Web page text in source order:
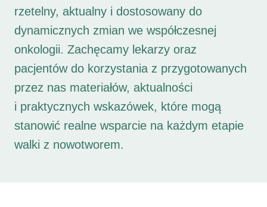
rzetelny, aktualny i dostosowany do
dynamicznych zmian we współczesnej
onkologii. Zachęcamy lekarzy oraz
pacjentów do korzystania z przygotowanych
przez nas materiałów, aktualności
i praktycznych wskazówek, które mogą
stanowić realne wsparcie na każdym etapie
walki z nowotworem.